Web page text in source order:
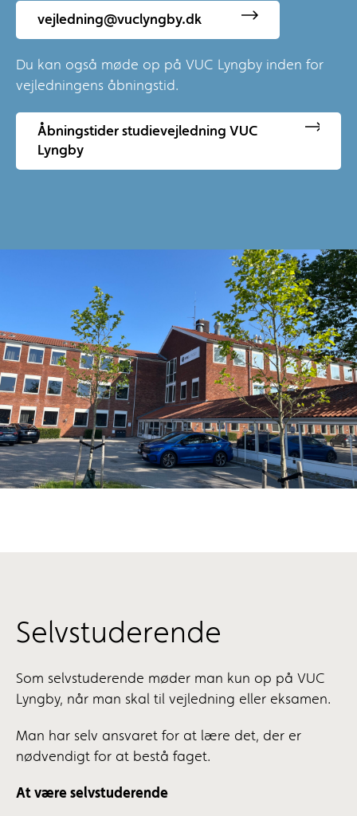
vejledning@vuclyngby.dk
Du kan også møde op på VUC Lyngby inden for
vejledningens åbningstid.
Åbningstider studievejledning VUC
Lyngby
Selvstuderende
Som selvstuderende møder man kun op på VUC
Lyngby, når man skal til vejledning eller eksamen.
Man har selv ansvaret for at lære det, der er
nødvendigt for at bestå faget.
At være selvstuderende